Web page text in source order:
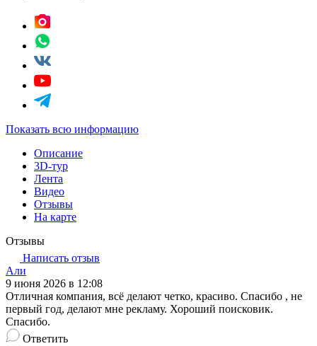
Показать всю информацию
Описание
3D-тур
Лента
Видео
Отзывы
На карте
Отзывы
Написать отзыв
Али
9 июня 2026 в 12:08
Отличная компания, всё делают четко, красиво. Спасибо , не
первый год, делают мне рекламу. Хороший поисковик.
Спасибо.
Ответить